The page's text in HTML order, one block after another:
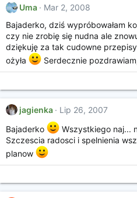
Uma
Mar 2, 2008
Bajaderko, dziś wypróbowałam
czy nie zrobię się nudna ale
dziękuję za tak cudowne
ożyła
Serdecznie
jagienka
Lip 26, 2007
Bajaderko
Wszystkiego naj...
Szczescia radosci i spelnienia
planow